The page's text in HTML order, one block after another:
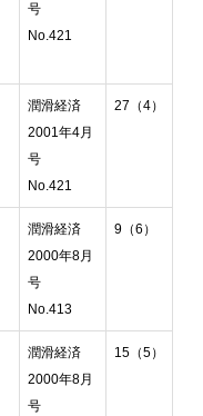
号
No.421
潤滑経済
2001年4月
号
No.421
27（4）
潤滑経済
2000年8月
号
No.413
9（6）
潤滑経済
2000年8月
号
15（5）